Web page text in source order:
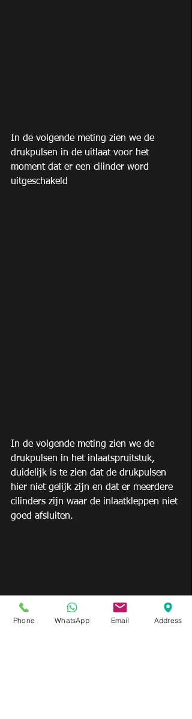
In de volgende meting zien we de
drukpulsen in de uitlaat voor het
moment dat er een cilinder word
uitgeschakeld
In de volgende meting zien we de
drukpulsen in het inlaatspruitstuk,
duidelijk is te zien dat de drukpulsen
hier niet gelijk zijn en dat er meerdere
cilinders zijn waar de inlaatkleppen niet
goed afsluiten.
In onderstaande video hebben we dit
Phone WhatsApp Email Address